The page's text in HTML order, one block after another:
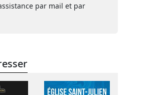
par mail et par